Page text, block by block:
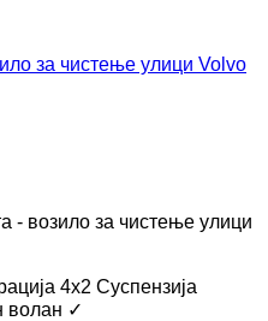
за чистење улици Volvo
- возило за чистење улици
4x2 Суспензија
волан ✓